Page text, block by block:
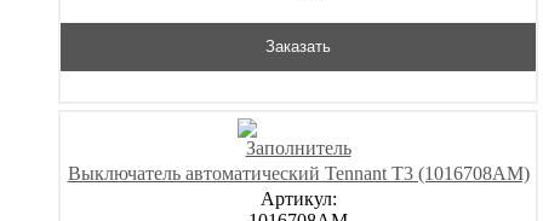
Заказать
Выключатель автоматический Tennant T3 (1016708AM)
Артикул: